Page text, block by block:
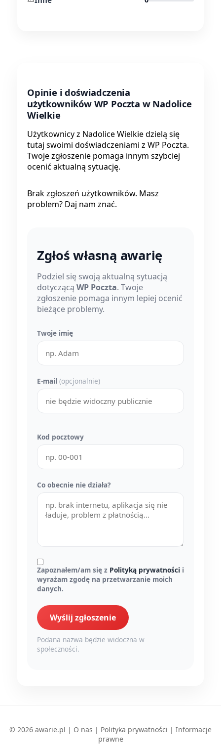
Opinie i doświadczenia
użytkowników WP Poczta w Nadolice
Wielkie
Użytkownicy z Nadolice Wielkie dzielą się
tutaj swoimi doświadczeniami z WP Poczta.
Twoje zgłoszenie pomaga innym szybciej
ocenić aktualną sytuację.
Brak zgłoszeń użytkowników. Masz
problem? Daj nam znać.
Zgłoś własną awarię
Podziel się swoją aktualną sytuacją
dotyczącą WP Poczta. Twoje
zgłoszenie pomaga innym lepiej ocenić
bieżące problemy.
Twoje imię
E-mail (opcjonalnie)
Kod pocztowy
Co obecnie nie działa?
Zapoznałem/am się z Polityką prywatności i
wyrażam zgodę na przetwarzanie moich
danych.
Wyślij zgłoszenie
Podana nazwa będzie widoczna w
społeczności.
© 2026 awarie.pl | O nas | Polityka prywatności | Informacje
prawne